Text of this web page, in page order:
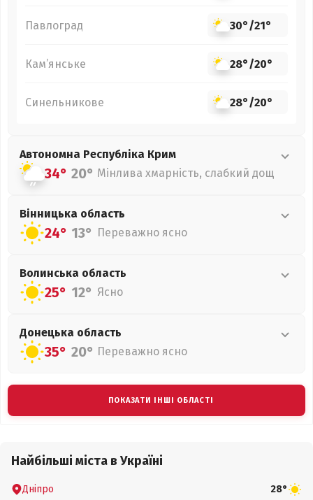
Павлоград 30°/21°
Кам’янське 28°/20°
Синельникове 28°/20°
Автономна Республіка Крим
34° 20° Мінлива хмарність, слабкий дощ
Вінницька область
24° 13° Переважно ясно
Волинська область
25° 12° Ясно
Донецька область
35° 20° Переважно ясно
ПОКАЗАТИ ІНШІ ОБЛАСТІ
Найбільші міста в Україні
Дніпро 28°